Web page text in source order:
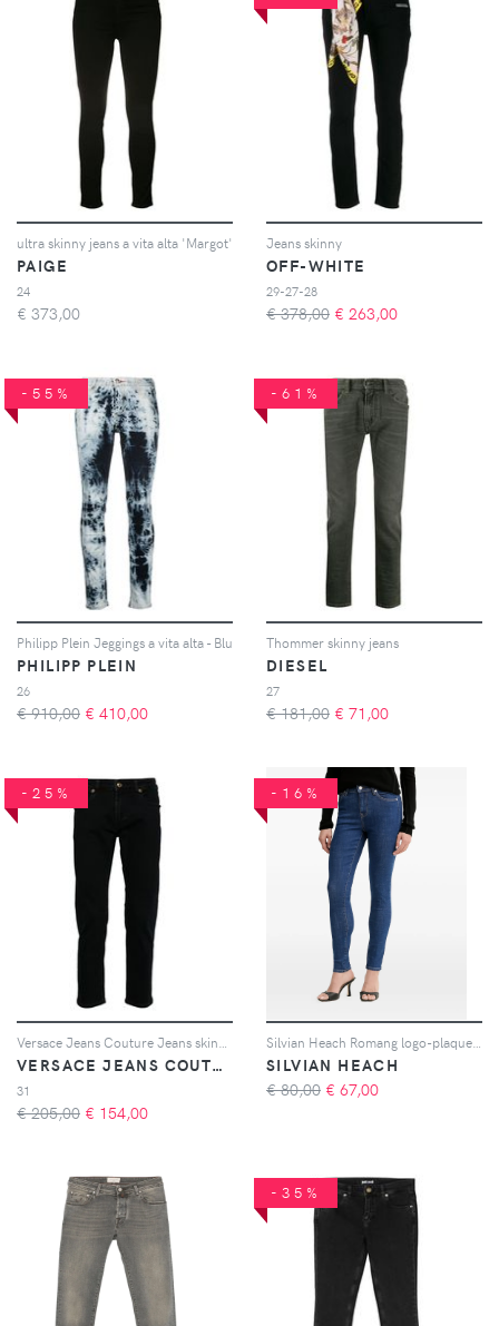
ultra skinny jeans a vita alta 'Margot'
PAIGE
24
€ 373,00
Jeans skinny
OFF-WHITE
29-27-28
€ 378,00 € 263,00
-55%
Philipp Plein Jeggings a vita alta - Blu
PHILIPP PLEIN
26
€ 910,00 € 410,00
-61%
Thommer skinny jeans
DIESEL
27
€ 181,00 € 71,00
-25%
VERSACE JEANS COUTURE
31
€ 205,00 € 154,00
-16%
SILVIAN HEACH
€ 80,00 € 67,00
-35%